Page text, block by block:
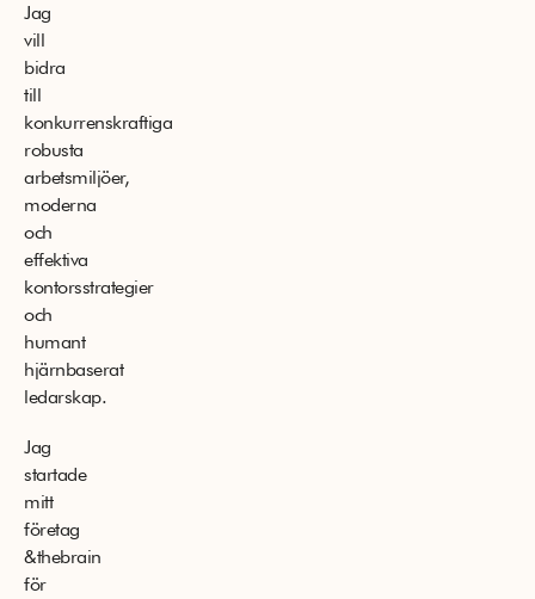
Jag
vill
bidra
till
konkurrenskraftiga
robusta
arbetsmiljöer,
moderna
och
effektiva
kontorsstrategier
och
humant
hjärnbaserat
ledarskap.
Jag
startade
mitt
företag
&thebrain
för